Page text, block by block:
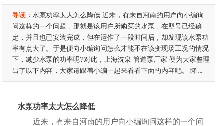
导读：水泵功率太大怎么降低 近来，有来自河南的用户向小编询
问这样的一个问题，那就是该用户所购买的水泵，在型号已经确
定，并且也已安装完成，但在运作了一段时间后，却发现该水泵功
率有点大了。于是便向小编询问怎么才能不在该变现场工况的情况
下，减少水泵的功率呢?对此，上海沈泉 管道泵厂家 便为大家整理
出了以下内容，大家请跟着小编一起来看看下面的内容吧。 降...
水泵功率太大怎么降低
近来，有来自河南的用户向小编询问这样的一个问